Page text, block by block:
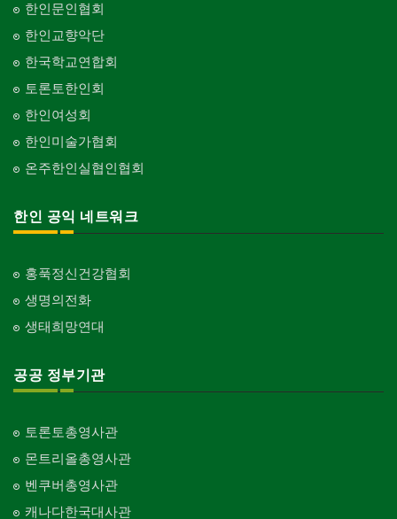
한인문인협회
한인교향악단
한국학교연합회
토론토한인회
한인여성회
한인미술가협회
온주한인실협인협회
한인 공익 네트워크
홍푹정신건강협회
생명의전화
생태희망연대
공공 정부기관
토론토총영사관
몬트리올총영사관
벤쿠버총영사관
캐나다한국대사관